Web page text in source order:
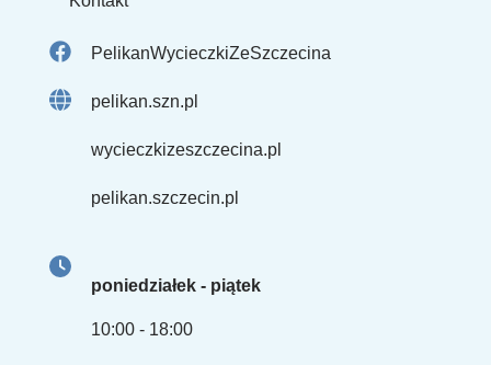
PelikanWycieczkiZeSzczecina
pelikan.szn.pl
wycieczkizeszczecina.pl
pelikan.szczecin.pl
poniedziałek - piątek
10:00 - 18:00